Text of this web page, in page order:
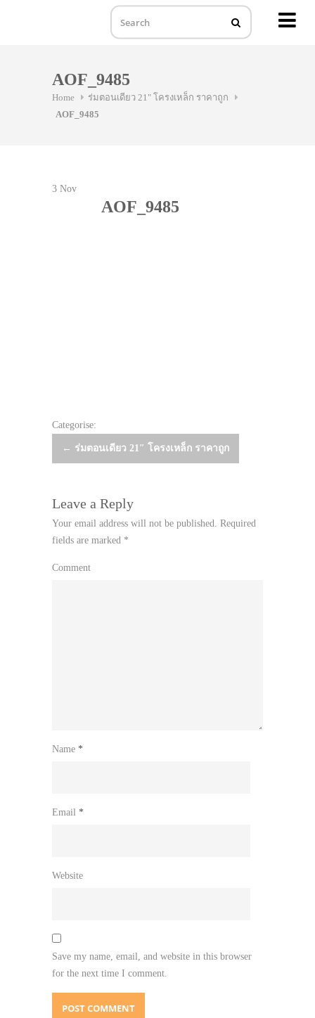
AOF_9485
Home
ร่มตอนเดียว 21" โครงเหล็ก ราคาถูก
AOF_9485
3 Nov
AOF_9485
Categorise:
Post
← ร่มตอนเดียว 21″ โครงเหล็ก ราคาถูก
Leave a Reply
Your email address will not be published. Required
fields are marked *
Comment
Name *
Email *
Website
Save my name, email, and website in this browser
for the next time I comment.